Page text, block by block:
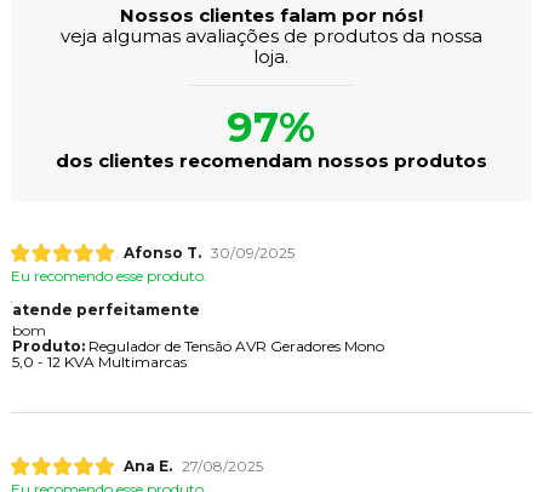
Nossos clientes falam por nós!
veja algumas avaliações de produtos da nossa
loja.
97%
dos clientes recomendam nossos produtos
Afonso T. 30/09/2025
Eu recomendo esse produto.
atende perfeitamente
bom
Produto:Regulador de Tensão AVR Geradores Mono
5,0 - 12 KVA Multimarcas
Ana E. 27/08/2025